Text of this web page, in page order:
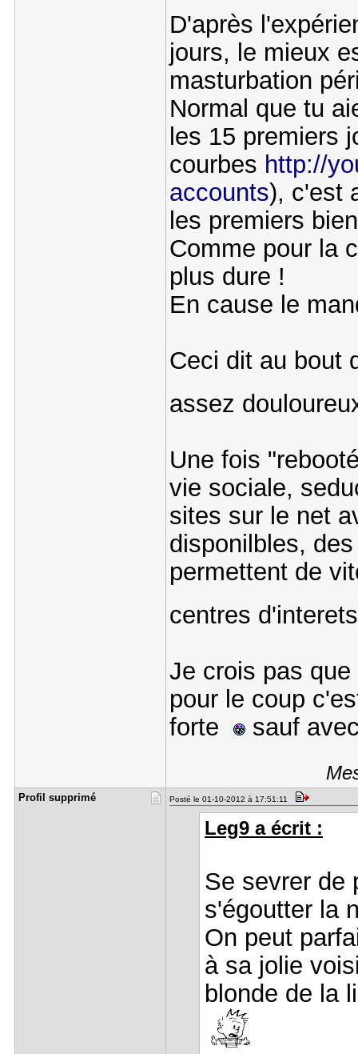
D'après
jours, le mieux
masturbation
Normal que tu
les 15 premiers
courbes http://
accounts), c'est
les premiers
Comme pour la
plus dure !
En cause le
Ceci dit au bout
assez
Une fois
vie sociale,
sites sur le net
disponilbles,
permettent de
centres
Je crois pas
pour le coup
forte
sauf
Profil sup​primé Posté le 01-10-2012 à 17:51:11
Leg9 a écrit :
Se sevrer de
s'égoutter la
On peut
à sa jolie
blonde de la